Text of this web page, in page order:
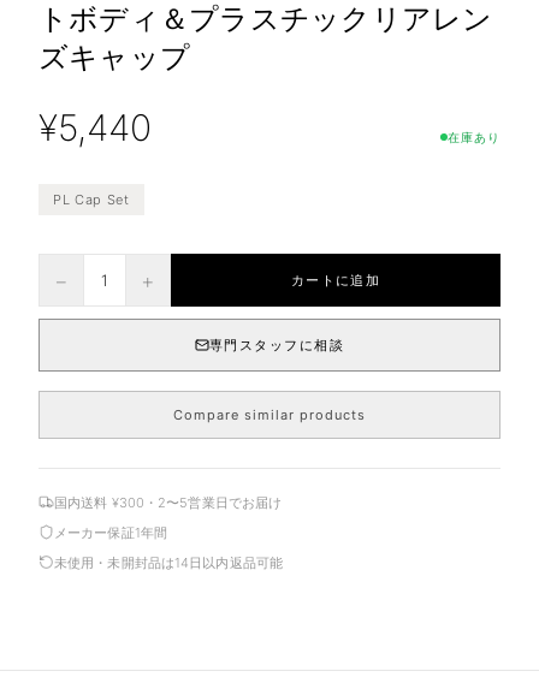
トボディ＆プラスチックリアレン
ズキャップ
¥5,440 在庫あり
PL Cap Set
− 1 + カートに追加
専門スタッフに相談
Compare similar products
国内送料 ¥300・2〜5営業日でお届け
メーカー保証1年間
未使用・未開封品は14日以内返品可能